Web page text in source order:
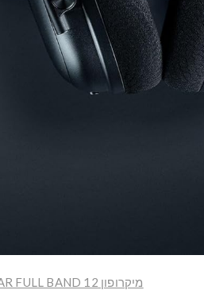
מיקרופון HYPERCLEAR FULL BAND 12 מ"מ ניתן להסרה